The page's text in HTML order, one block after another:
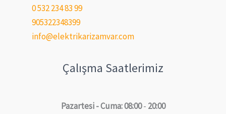
0 532 234 83 99
905322348399
info@elektrikarizamvar.com
Çalışma Saatlerimiz
Pazartesi - Cuma: 08:00- 20:00